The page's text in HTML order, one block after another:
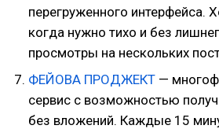
перегруженного интерфейса.
когда нужно тихо и без
просмотры на нескольких
ФЕЙОВА ПРОДЖЕКТ —
сервис с возможностью
без вложений. Каждые 15